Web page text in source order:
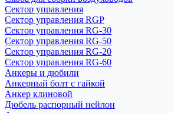
Сектор управления
Сектор управления RGP
Сектор управления RG-30
Сектор управления RG-50
Сектор управления RG-20
Сектор управления RG-60
Анкеры и дюбили
Анкерный болт с гайкой
Анкер клиновой
Дюбель распорный нейлон